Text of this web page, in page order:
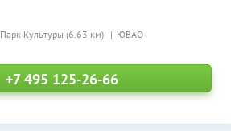
Парк Культуры (6.63 км) ЮВАО
+7 495 125-26-66